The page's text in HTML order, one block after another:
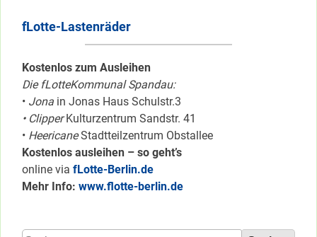
fLotte-Lastenräder
Kostenlos zum Ausleihen
Die fLotteKommunal Spandau:
• Jona in Jonas Haus Schulstr.3
• ClipperKulturzentrum Sandstr. 41
• HeericaneStadtteilzentrum Obstallee
Kostenlos ausleihen – so geht’s
online via fLotte-Berlin.de
Mehr Info: www.flotte-berlin.de